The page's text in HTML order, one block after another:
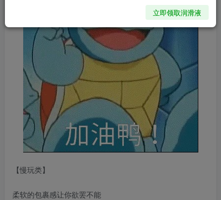
【慢玩类】
柔软的包裹感让你欲罢不能
立即领取润滑液